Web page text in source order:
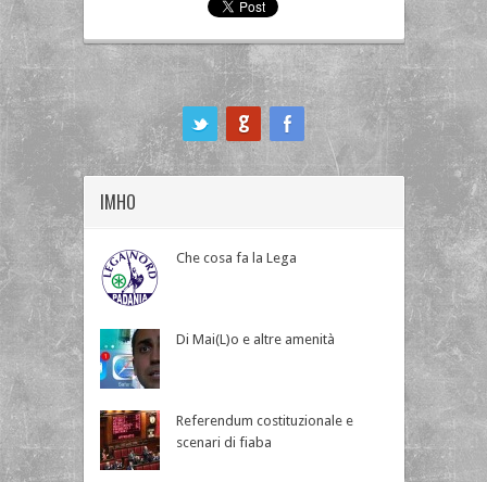
IMHO
Che cosa fa la Lega
Di Mai(L)o e altre amenità
Referendum costituzionale e
scenari di fiaba